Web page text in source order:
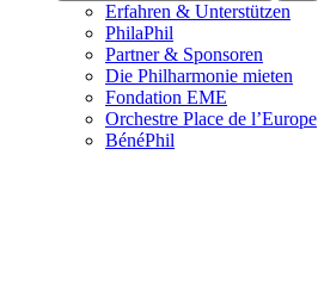
Erfahren & Unterstützen
PhilaPhil
Partner & Sponsoren
Die Philharmonie mieten
Fondation EME
Orchestre Place de l’Europe
BénéPhil